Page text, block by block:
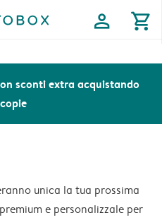
profile shopping_cart
sconti extra acquistando
unica la tua prossima
e personalizzale per